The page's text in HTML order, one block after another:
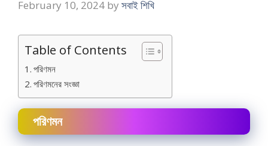
February 10, 2024 by সবাই শিখি
Table of Contents
পরিণমন
পরিণমনের সংজ্ঞা
পরিণমন